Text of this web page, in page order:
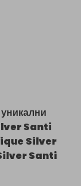
mission
need it
Santi
Silver
Santi